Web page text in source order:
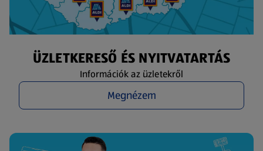
ÜZLETKERESŐ ÉS NYITVATARTÁS
Információk az üzletekről
Megnézem